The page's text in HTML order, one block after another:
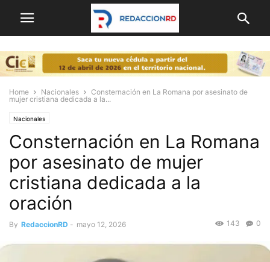
Home Nacionales
Consternación en La Romana por asesinato de
mujer cristiana dedicada a la...
Nacionales
Consternación en La Romana
por asesinato de mujer
cristiana dedicada a la
oración
By RedaccionRD - mayo 12, 2026 0
143